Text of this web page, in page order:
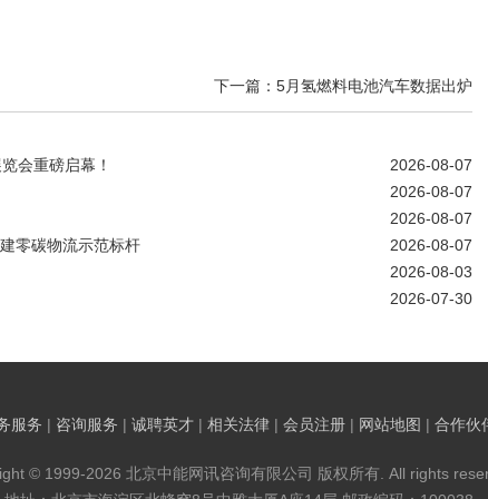
下一篇：5月氢燃料电池汽车数据出炉
2026-08-07
会重磅启幕！
2026-08-07
2026-08-07
2026-08-07
零碳物流示范标杆
2026-08-03
2026-07-30
服务 | 咨询服务 | 诚聘英才 | 相关法律 | 会员注册 | 网站地图 | 合作伙
© 1999-2026 北京中能网讯咨询有限公司 版权所有. All rights